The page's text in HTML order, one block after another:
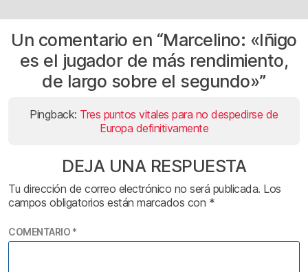
Un comentario en “Marcelino: «Iñigo
es el jugador de más rendimiento,
de largo sobre el segundo»”
Pingback: Tres puntos vitales para no despedirse de
Europa definitivamente
DEJA UNA RESPUESTA
Tu dirección de correo electrónico no será publicada. Los
campos obligatorios están marcados con *
COMENTARIO *